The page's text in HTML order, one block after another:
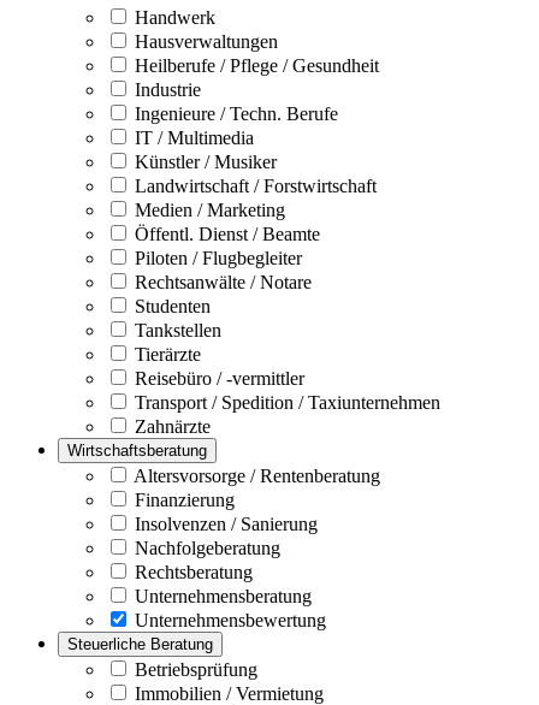
Handwerk
Hausverwaltungen
Heilberufe / Pflege / Gesundheit
Industrie
Ingenieure / Techn. Berufe
IT / Multimedia
Künstler / Musiker
Landwirtschaft / Forstwirtschaft
Medien / Marketing
Öffentl. Dienst / Beamte
Piloten / Flugbegleiter
Rechtsanwälte / Notare
Studenten
Tankstellen
Tierärzte
Reisebüro / -vermittler
Transport / Spedition / Taxiunternehmen
Zahnärzte
Wirtschaftsberatung
Altersvorsorge / Rentenberatung
Finanzierung
Insolvenzen / Sanierung
Nachfolgeberatung
Rechtsberatung
Unternehmensberatung
Unternehmensbewertung
Steuerliche Beratung
Betriebsprüfung
Immobilien / Vermietung